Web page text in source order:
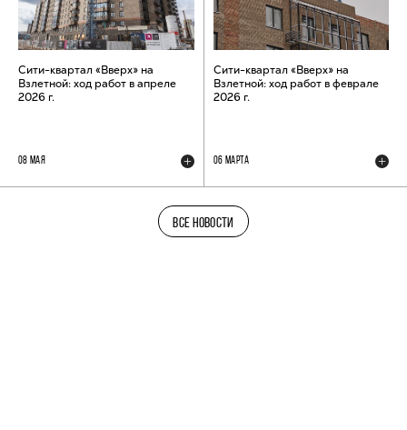
Сити-квартал «Вверх» на
Взлетной: ход работ в апреле
2026 г.
08 МАЯ
Сити-квартал «Вверх» на
Взлетной: ход работ в феврале
2026 г.
06 МАРТА
ВСЕ НОВОСТИ